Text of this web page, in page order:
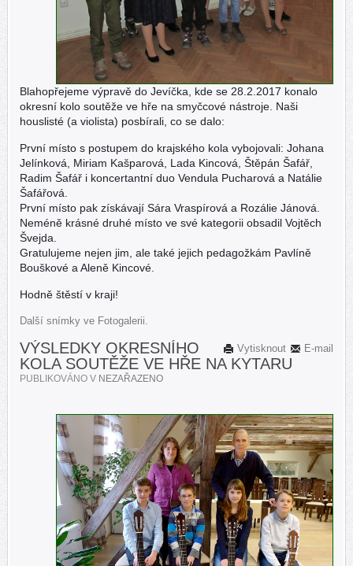
Blahopřejeme výpravě do Jevíčka, kde se 28.2.2017 konalo
okresní kolo soutěže ve hře na smyčcové nástroje. Naši
houslisté (a violista) posbírali, co se dalo:
První místo s postupem do krajského kola vybojovali: Johana
Jelínková, Miriam Kašparová, Lada Kincová, Štěpán Šafář,
Radim Šafář i koncertantní duo Vendula Pucharová a Natálie
Šafářová.
První místo pak získávají Sára Vraspírová a Rozálie Jánová.
Neméně krásné druhé místo ve své kategorii obsadil Vojtěch
Švejda.
Gratulujeme nejen jim, ale také jejich pedagožkám Pavlíně
Bouškové a Aleně Kincové.
Hodně štěstí v kraji!
Další snímky ve Fotogalerii.
E-mail
Vytisknout
VÝSLEDKY OKRESNÍHO
KOLA SOUTĚŽE VE HŘE NA KYTARU
PUBLIKOVÁNO V NEZAŘAZENO